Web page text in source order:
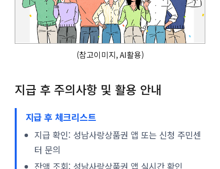
(참고이미지, AI활용)
지급 후 주의사항 및 활용 안내
지급 후 체크리스트
지급 확인: 성남사랑상품권 앱 또는 신청 주민센
터 문의
잔액 조회: 성남사랑상품권 앱 실시간 확인